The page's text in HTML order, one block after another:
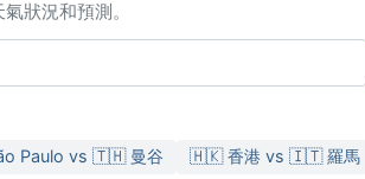
狀況和預測。
Paulo vs 🇹🇭 曼谷 🇭🇰 香港 vs 🇮🇹 羅馬